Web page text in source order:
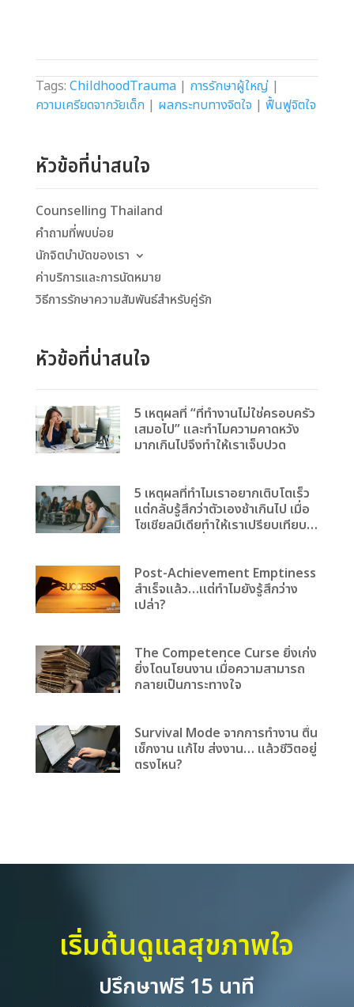
Tags: ChildhoodTrauma| การรักษาผู้ใหญ่|
ความเครียดจากวัยเด็ก | ผลกระทบทางจิตใจ | ฟื้นฟูจิตใจ
หัวข้อที่น่าสนใจ
Counselling Thailand
คำถามที่พบบ่อย
นักจิตบำบัดของเรา
ค่าบริการและการนัดหมาย
วิธีการรักษาความสัมพันธ์สำหรับคู่รัก
หัวข้อที่น่าสนใจ
5 เหตุผลที่ “ที่ทำงานไม่ใช่ครอบครัว
เสมอไป” และทำไมความคาดหวัง
มากเกินไปจึงทำให้เราเจ็บปวด
5 เหตุผลที่ทำไมเราอยากเติบโตเร็ว
แต่กลับรู้สึกว่าตัวเองช้าเกินไป เมื่อ
โซเชียลมีเดียทำให้เราเปรียบเทียบ
Post-Achievement Emptiness
สำเร็จแล้ว…แต่ทำไมยังรู้สึกว่าง
เปล่า?
The Competence Curse ยิ่งเก่ง
ยิ่งโดนโยนงาน เมื่อความสามารถ
กลายเป็นภาระทางใจ
Survival Mode จากการทำงาน ตื่น
เช็กงาน แก้ไข ส่งงาน… แล้วชีวิตอยู่
ตรงไหน?
เริ่มต้นดูแลสุขภาพใจ
ปรึกษาฟรี 15 นาที